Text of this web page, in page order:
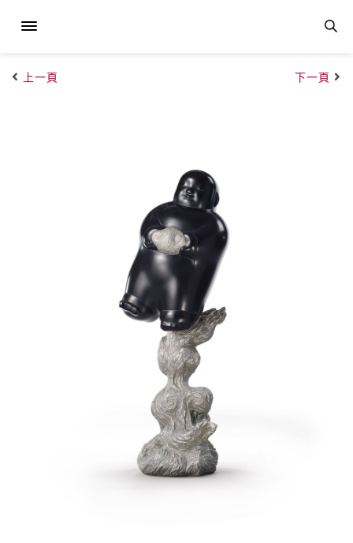
上一頁 下一頁